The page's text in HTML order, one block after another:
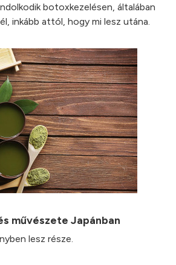
botoxkezelésen, általában
inkább attól, hogy mi lesz utána.
művészete Japánban
lesz része.